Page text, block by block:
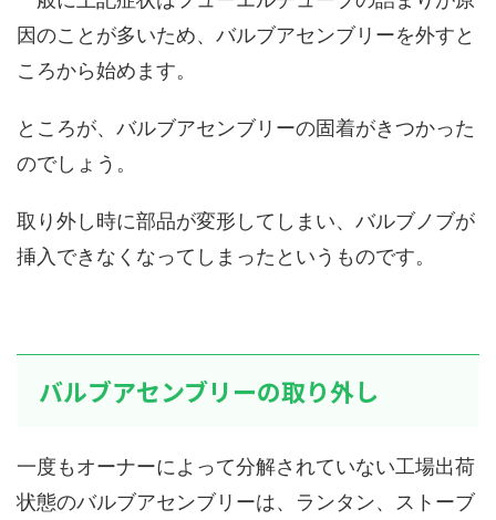
因のことが多いため、バルブアセンブリーを外すと
ころから始めます。
ところが、バルブアセンブリーの固着がきつかった
のでしょう。
取り外し時に部品が変形してしまい、バルブノブが
挿入できなくなってしまったというものです。
バルブアセンブリーの取り外し
一度もオーナーによって分解されていない工場出荷
状態のバルブアセンブリーは、ランタン、ストーブ